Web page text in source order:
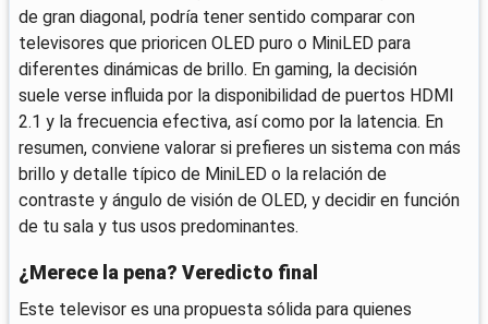
de gran diagonal, podría tener sentido comparar con
televisores que prioricen OLED puro o MiniLED para
diferentes dinámicas de brillo. En gaming, la decisión
suele verse influida por la disponibilidad de puertos HDMI
2.1 y la frecuencia efectiva, así como por la latencia. En
resumen, conviene valorar si prefieres un sistema con más
brillo y detalle típico de MiniLED o la relación de
contraste y ángulo de visión de OLED, y decidir en función
de tu sala y tus usos predominantes.
¿Merece la pena? Veredicto final
Este televisor es una propuesta sólida para quienes